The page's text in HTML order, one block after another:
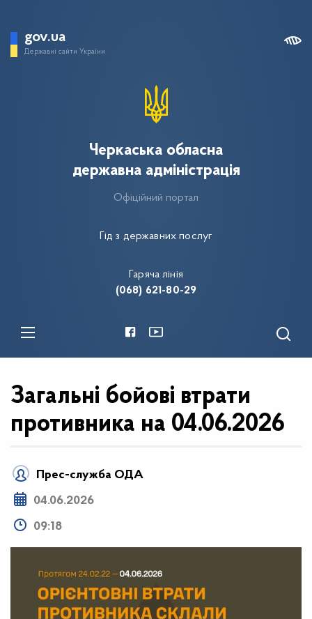
gov.ua
Державні сайти України
Гід з державних послуг
Черкаська обласна
державна адміністрація
Офіційний портал
Гаряча лінія
(068) 621-80-29
Загальні бойові втрати
противника на 04.06.2026
Прес-служба ОДА
04.06.2026
09:18